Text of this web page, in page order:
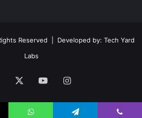
Reserved | Developed by: Tech Yard
Labs
Facebook YouTubeInstagram